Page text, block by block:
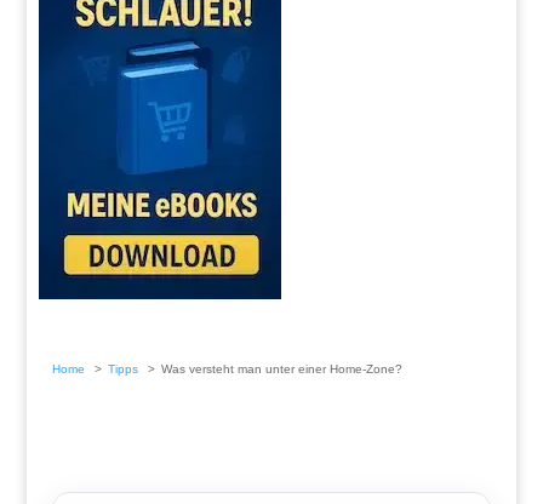
Home Tipps Was versteht man unter einer Home-Zone?